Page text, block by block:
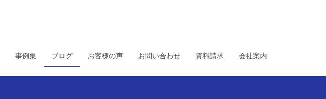
事例集 ブログ お客様の声 お問い合わせ 資料請求 会社案内